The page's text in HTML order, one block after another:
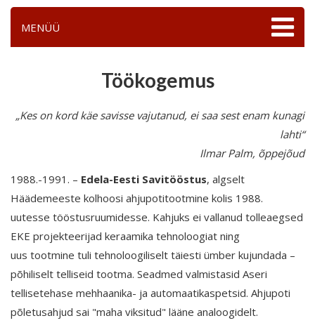
MENÜÜ
Töökogemus
„Kes on kord käe savisse vajutanud, ei saa sest enam kunagi
lahti“
Ilmar Palm, õppejõud
1988.-1991. – Edela-Eesti Savitööstus, algselt
Häädemeeste kolhoosi ahjupotitootmine kolis 1988.
uutesse tööstusruumidesse. Kahjuks ei vallanud tolleaegsed
EKE projekteerijad keraamika tehnoloogiat ning
uus tootmine tuli tehnoloogiliselt täiesti ümber kujundada –
põhiliselt telliseid tootma. Seadmed valmistasid Aseri
tellisetehase mehhaanika- ja automaatikaspetsid. Ahjupoti
põletusahjud sai "maha viksitud" lääne analoogidelt.